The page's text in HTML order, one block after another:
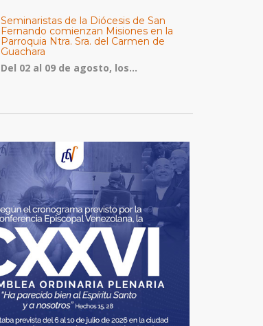
Seminaristas de la Diócesis de San
Fernando comienzan Misiones en la
Parroquia Ntra. Sra. del Carmen de
Guachara
Del 02 al 09 de agosto, los...